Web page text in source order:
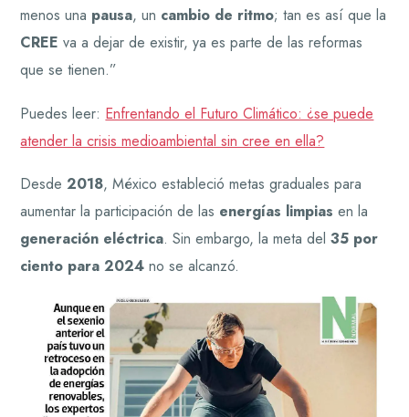
menos una pausa, un cambio de ritmo; tan es así que la
CREE va a dejar de existir, ya es parte de las reformas
que se tienen.”
Puedes leer: Enfrentando el Futuro Climático: ¿se puede
atender la crisis medioambiental sin cree en ella?
Desde2018, México estableció metas graduales para
aumentar la participación de las energías limpias en la
generación eléctrica. Sin embargo, la meta del35 por
ciento para 2024 no se alcanzó.